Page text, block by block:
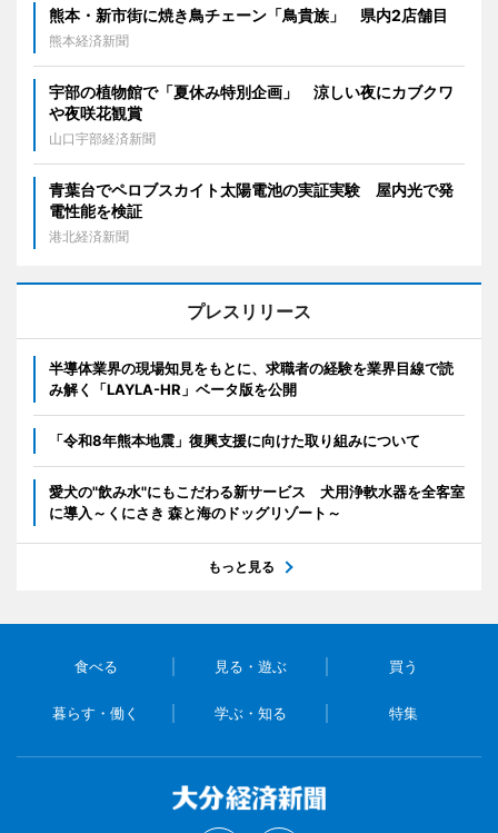
熊本・新市街に焼き鳥チェーン「鳥貴族」 県内2店舗目
熊本経済新聞
宇部の植物館で「夏休み特別企画」 涼しい夜にカブクワ
や夜咲花観賞
山口宇部経済新聞
青葉台でペロブスカイト太陽電池の実証実験 屋内光で発
電性能を検証
港北経済新聞
プレスリリース
半導体業界の現場知見をもとに、求職者の経験を業界目線で読
み解く「LAYLA-HR」ベータ版を公開
「令和8年熊本地震」復興支援に向けた取り組みについて
愛犬の"飲み水"にもこだわる新サービス 犬用浄軟水器を全客室
に導入～くにさき 森と海のドッグリゾート～
もっと見る
食べる 見る・遊ぶ 買う
暮らす・働く 学ぶ・知る 特集